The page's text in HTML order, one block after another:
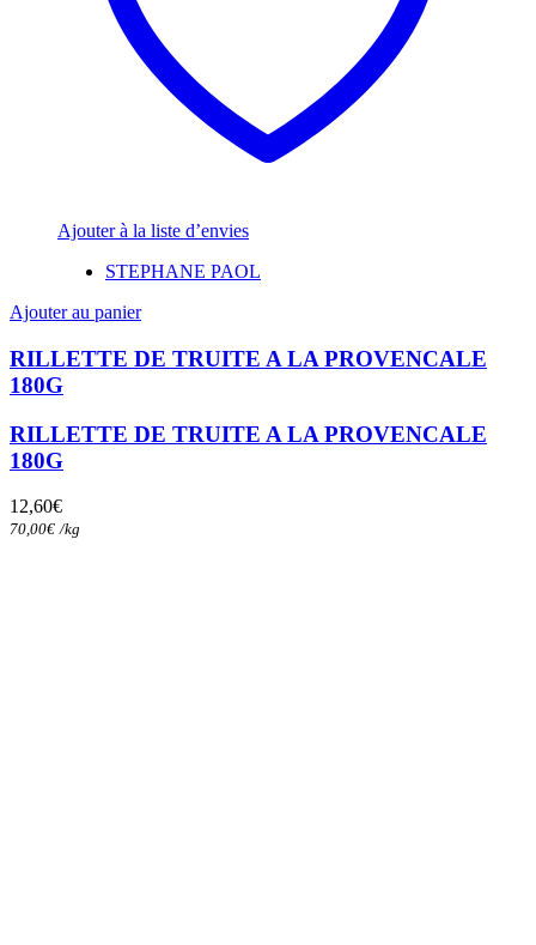
Ajouter à la liste d’envies
STEPHANE PAOL
Ajouter au panier
RILLETTE DE TRUITE A LA PROVENCALE
180G
RILLETTE DE TRUITE A LA PROVENCALE
180G
12,60€
70,00€ /kg